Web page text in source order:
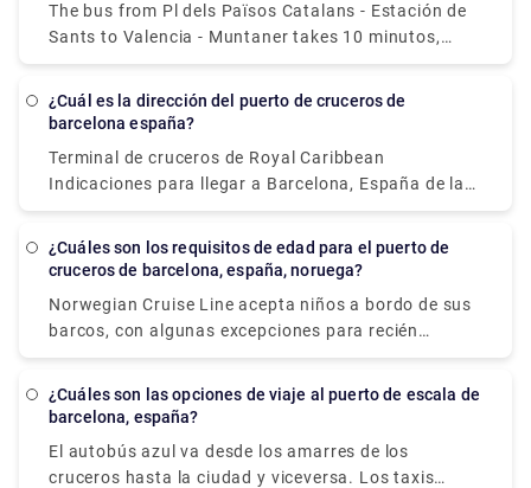
económico y conveniente. El hotel se encuentra a
pocos minutos a pie del aeropuerto de Girona, lo
todo lo que necesita es un alojamiento limpio y
económico para pasar la noche.
The bus from Pl dels Països Catalans - Estación de
Sants to Valencia - Muntaner takes 10 minutos,
incluyendo transfers, and runs every 15 minutos.
Passeig de Gràcia depart from Pl dels Països
¿Cuál es la dirección del puerto de cruceros de
barcelona españa?
Terminal de cruceros de Royal Caribbean
Indicaciones para llegar a Barcelona, España de la
siguiente manera: Desde el aeropuerto
millas, aproximadamente 40 minutos): Salga del
Barcelona. Una vez allí, siga la Carretera Ronda
Litoral hasta la salida PUERTO. Gire a la derecha y
¿Cuáles son los requisitos de edad para el puerto de
cruceros de barcelona, españa, noruega?
Norwegian Cruise Line acepta niños a bordo de sus
barcos, con algunas excepciones para recién
nacidos y mujeres embarazadas. Al menos una
más, según Norwegian. Su edad el día de la salida
duración del viaje.
¿Cuáles son las opciones de viaje al puerto de escala de
barcelona, españa?
El autobús azul va desde los amarres de los
cruceros hasta la ciudad y viceversa. Los taxis